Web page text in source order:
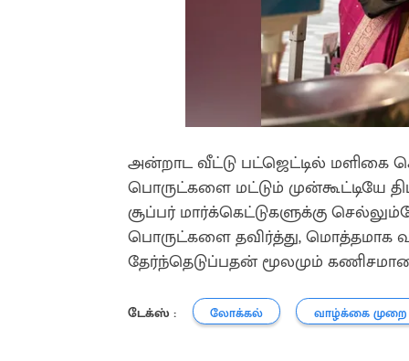
அன்றாட வீட்டு பட்ஜெட்டில் மளிகை
பொருட்களை மட்டும் முன்கூட்டியே
சூப்பர் மார்க்கெட்டுகளுக்கு
பொருட்களை தவிர்த்து, மொத்தமாக
தேர்ந்தெடுப்பதன் மூலமும்
டேக்ஸ் : லோக்கல் வாழ்க்கை முறை